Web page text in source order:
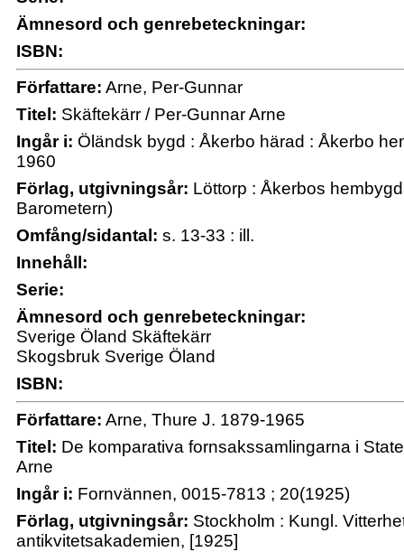
Ämnesord och genrebeteckningar:
ISBN:
Författare: Arne, Per-Gunnar
Titel: Skäftekärr / Per-Gunnar Arne
Ingår i: Öländsk bygd : Åkerbo härad : Åkerbo
1960
Förlag, utgivningsår: Löttorp : Åkerbos
Barometern)
Omfång/sidantal: s. 13-33 : ill.
Innehåll:
Serie:
Ämnesord och genrebeteckningar:
Sverige Öland Skäftekärr
Skogsbruk Sverige Öland
ISBN:
Författare: Arne, Thure J. 1879-1965
Titel: De komparativa fornsakssamlingarna i
Arne
Ingår i: Fornvännen, 0015-7813 ; 20(1925)
Förlag, utgivningsår: Stockholm : Kungl.
antikvitetsakademien, [1925]